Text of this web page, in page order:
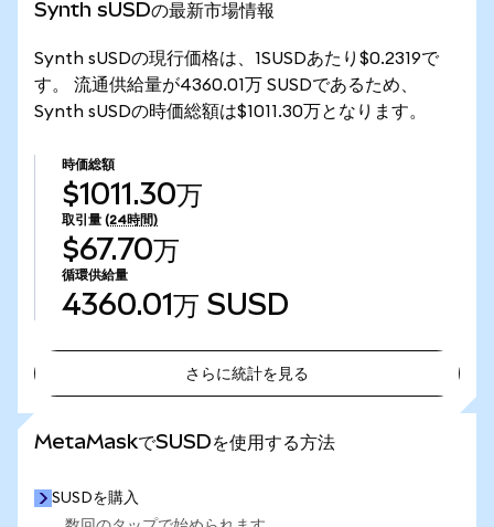
Synth sUSDの最新市場情報
Synth sUSDの現行価格は、1SUSDあたり$0.2319で
す。 流通供給量が4360.01万 SUSDであるため、
Synth sUSDの時価総額は$1011.30万となります。
時価総額
$1011.30万
取引量 (24時間)
$67.70万
循環供給量
4360.01万 SUSD
さらに統計を見る
MetaMaskでSUSDを使用する方法
SUSDを購入